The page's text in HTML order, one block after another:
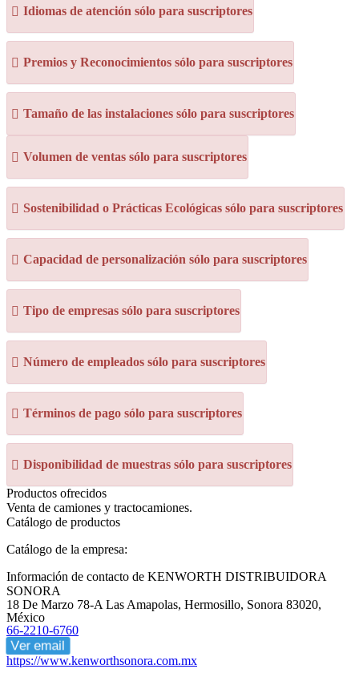
Idiomas de atención sólo para suscriptores
Premios y Reconocimientos sólo para suscriptores
Tamaño de las instalaciones sólo para suscriptores
Volumen de ventas sólo para suscriptores
Sostenibilidad o Prácticas Ecológicas sólo para suscriptores
Capacidad de personalización sólo para suscriptores
Tipo de empresas sólo para suscriptores
Número de empleados sólo para suscriptores
Términos de pago sólo para suscriptores
Disponibilidad de muestras sólo para suscriptores
Productos ofrecidos
Venta de camiones y tractocamiones.
Catálogo de productos
Catálogo de la empresa:
Información de contacto de KENWORTH DISTRIBUIDORA
SONORA
18 De Marzo 78-A Las Amapolas, Hermosillo, Sonora 83020,
México
66-2210-6760
Ver email
https://www.kenworthsonora.com.mx